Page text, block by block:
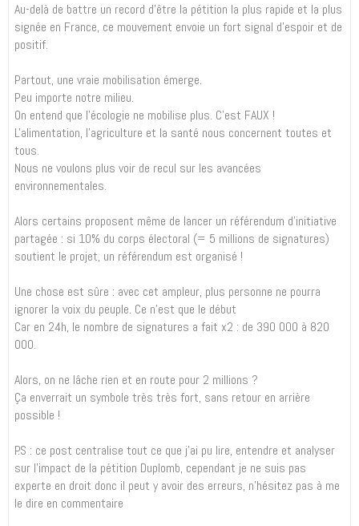
Au-delà de battre un record d'être la pétition la plus rapide et la plus
signée en France, ce mouvement envoie un fort signal d'espoir et de
positif.
Partout, une vraie mobilisation émerge.
Peu importe notre milieu.
On entend que l'écologie ne mobilise plus. C'est FAUX !
L'alimentation, l'agriculture et la santé nous concernent toutes et
tous.
Nous ne voulons plus voir de recul sur les avancées
environnementales.
Alors certains proposent même de lancer un référendum d’initiative
partagée : si 10% du corps électoral (= 5 millions de signatures)
soutient le projet, un référendum est organisé !
Une chose est sûre : avec cet ampleur, plus personne ne pourra
ignorer la voix du peuple. Ce n’est que le début
Car en 24h, le nombre de signatures a fait x2 : de 390 000 à 820
000.
Alors, on ne lâche rien et en route pour 2 millions ?
Ça enverrait un symbole très très fort, sans retour en arrière
possible !
P.S : ce post centralise tout ce que j'ai pu lire, entendre et analyser
sur l'impact de la pétition Duplomb, cependant je ne suis pas
experte en droit donc il peut y avoir des erreurs, n'hésitez pas à me
le dire en commentaire